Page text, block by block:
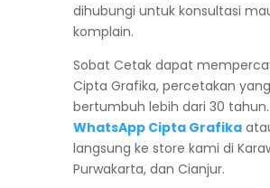
dihubungi untuk konsultasi
komplain.
Sobat Cetak dapat
Cipta Grafika, percetakan
bertumbuh lebih dari 30 tahun.
WhatsApp Cipta Grafika
langsung ke store kami di
Purwakarta, dan Cianjur.